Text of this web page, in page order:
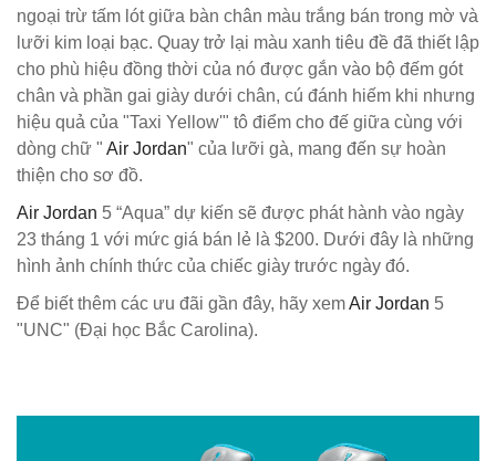
ngoại trừ tấm lót giữa bàn chân màu trắng bán trong mờ và
lưỡi kim loại bạc. Quay trở lại màu xanh tiêu đề đã thiết lập
cho phù hiệu đồng thời của nó được gắn vào bộ đếm gót
chân và phần gai giày dưới chân, cú đánh hiếm khi nhưng
hiệu quả của "Taxi Yellow'" tô điểm cho đế giữa cùng với
dòng chữ " Air Jordan" của lưỡi gà, mang đến sự hoàn
thiện cho sơ đồ.
Air Jordan 5 “Aqua” dự kiến ​​sẽ được phát hành vào ngày
23 tháng 1 với mức giá bán lẻ là $200. Dưới đây là những
hình ảnh chính thức của chiếc giày trước ngày đó.
Để biết thêm các ưu đãi gần đây, hãy xemAir Jordan 5
"UNC" (Đại học Bắc Carolina).